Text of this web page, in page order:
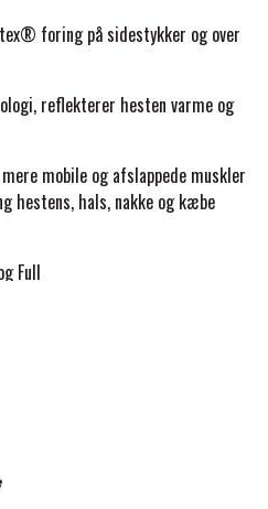
VOKSNE
& TREATS
VITAMINER
& TILBEHØR
VÆRKTØJ
TILBEHØR
KUSK
LINERS & DÆKKEN
& RIDEDÆKKEN
& INFRARØD
& TRÆKTOV
& TILBEHØR
TITANIUM®
foring på sidestykker og over
reflekterer hesten varme og
mobile og afslappede muskler
hestens, hals, nakke og kæbe
Full
Welltex® teknologi